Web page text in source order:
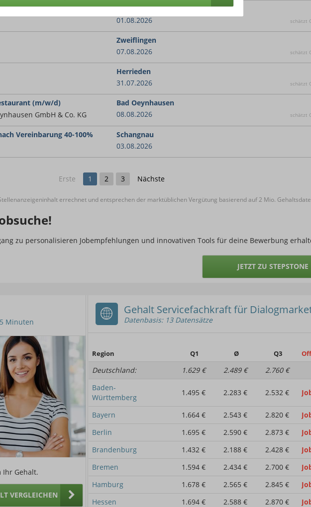
München
01.08.2026
schätzt
Zweiflingen
07.08.2026
schätzt
Herrieden
31.07.2026
schätzt
(m/w/d)
GmbH & Co. KG
Bad Oeynhausen
08.08.2026
schätzt
Vereinbarung 40-100%
Schangnau
03.08.2026
Erste 1 2 3 Nächste
errechnet und entsprechen der marktüblichen Vergütung basierend auf 2 Mio.
zu personalisieren Jobempfehlungen und innovativen Tools für deine Bewerbung
JETZT ZU STEPSTONE
Gehalt Servicefachkraft für
Datenbasis: 13 Datensätze
Region Q1 Ø Q3
Deutschland: 1.629 € 2.489 €
2.760 €
Baden-
Württemberg
1.495 € 2.283 € 2.532 €
Bayern 1.664 € 2.543 € 2.820 €
Berlin
1.695 € 2.590 € 2.873 €
Brandenburg
1.432 € 2.188 € 2.428 €
Bremen
1.594 € 2.434 € 2.700 €
Hamburg
1.678 € 2.565 € 2.845 €
Hessen
1.694 € 2.588 € 2.870 €
Minuten
Ihr Gehalt.
VERGLEICHEN